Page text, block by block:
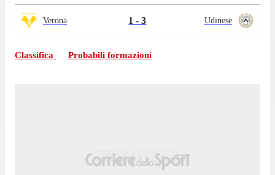
Verona 1 - 3 Udinese
Classifica Probabili formazioni